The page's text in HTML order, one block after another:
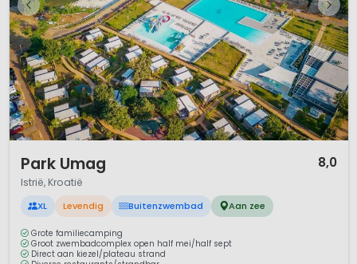
Park Umag 8,0
Istrië, Kroatië
XL Levendig Buitenzwembad Aan zee
Grote familiecamping
Groot zwembadcomplex open half mei/half sept
Direct aan kiezel/plateau strand